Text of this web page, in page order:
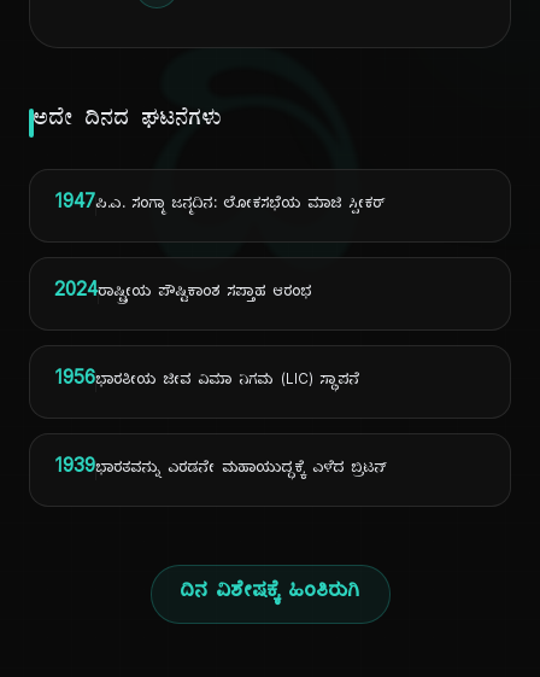
ದಿ
ಅದೇ ದಿನದ ಘಟನೆಗಳು
1947ಪಿ.ಎ. ಸಂಗ್ಮಾ ಜನ್ಮದಿನ: ಲೋಕಸಭೆಯ ಮಾಜಿ ಸ್ಪೀಕರ್
2024ರಾಷ್ಟ್ರೀಯ ಪೌಷ್ಟಿಕಾಂಶ ಸಪ್ತಾಹ ಆರಂಭ
1956ಭಾರತೀಯ ಜೀವ ವಿಮಾ ನಿಗಮ (LIC) ಸ್ಥಾಪನೆ
1939ಭಾರತವನ್ನು ಎರಡನೇ ಮಹಾಯುದ್ಧಕ್ಕೆ ಎಳೆದ ಬ್ರಿಟನ್
ದಿನ ವಿಶೇಷಕ್ಕೆ ಹಿಂತಿರುಗಿ